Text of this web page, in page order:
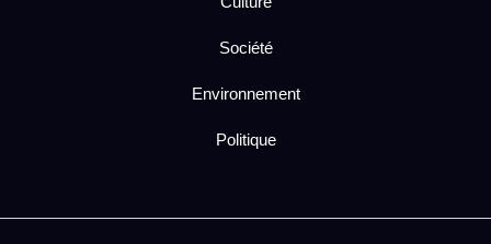
Société
Environnement
Politique